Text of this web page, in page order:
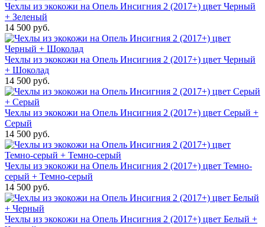
Чехлы из экокожи на Опель Инсигния 2 (2017+) цвет Черный
+ Зеленый
14 500 руб.
Чехлы из экокожи на Опель Инсигния 2 (2017+) цвет Черный
+ Шоколад
14 500 руб.
Чехлы из экокожи на Опель Инсигния 2 (2017+) цвет Серый +
Серый
14 500 руб.
Чехлы из экокожи на Опель Инсигния 2 (2017+) цвет Темно-
серый + Темно-серый
14 500 руб.
Чехлы из экокожи на Опель Инсигния 2 (2017+) цвет Белый +